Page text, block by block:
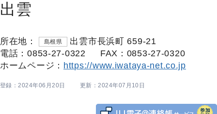
出雲
所在地： 島根県
出雲市長浜町 659-21
電話：0853-27-0322
FAX：0853-27-0320
ホームページ： https://www.iwataya-net.co.jp
登録：2024年06月20日 更新：2024年07月10日